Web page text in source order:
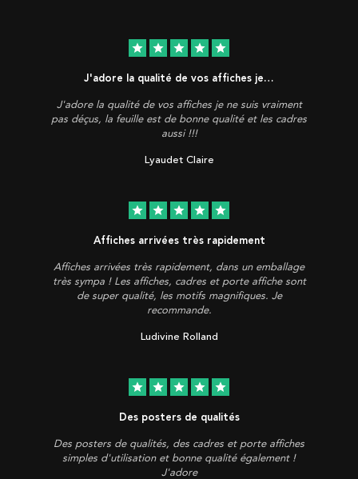
star star star star star
J'adore la qualité de vos affiches je…
J'adore la qualité de vos affiches je ne suis vraiment
pas déçus, la feuille est de bonne qualité et les cadres
aussi !!!
Lyaudet Claire
star star star star star
Affiches arrivées très rapidement
Affiches arrivées très rapidement, dans un emballage
très sympa ! Les affiches, cadres et porte affiche sont
de super qualité, les motifs magnifiques. Je
recommande.
Ludivine Rolland
star star star star star
Des posters de qualités
Des posters de qualités, des cadres et porte affiches
simples d'utilisation et bonne qualité également !
J'adore